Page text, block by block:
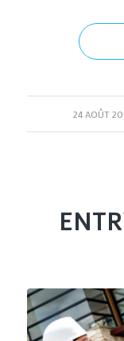
24 AOÛT
/